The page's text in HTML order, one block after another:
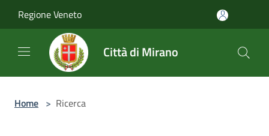
Regione Veneto
Città di Mirano
Home > Ricerca